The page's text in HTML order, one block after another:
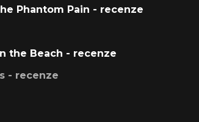
Phantom Pain - recenze
the Beach - recenze
- recenze